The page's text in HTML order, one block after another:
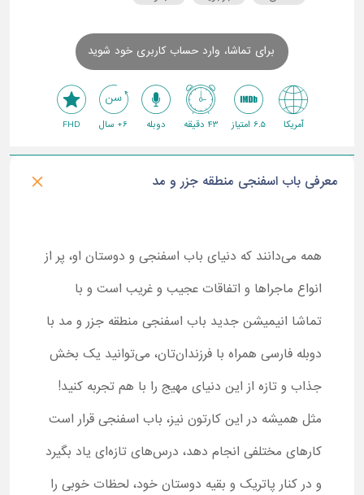
برای تماشا، وارد حساب کاربری خود شوید
آمریکا 6.5 امتیاز 43 دقیقه دوبله 6+ سال FHD
معرفی باب اسفنجی منطقه جزر و مد
همه می‌دانند که دنیای باب اسفنجی و دوستان او، پر از
انواع ماجراها و اتفاقات عجیب و غریب است و با
تماشا انیمیشن جدید باب اسفنجی منطقه جزر و مد با
دوبله فارسی همراه با فرزندان‌تان، می‌توانید یک بخش
جذاب و تازه از این دنیای مهیج را با هم تجربه کنید!
مثل همیشه در این کارتون نیز، باب اسفنجی قرار است
کارهای مختلفی انجام دهد، درس‌های تازه‌ای یاد بگیرد
و در کنار پاتریک و بقیه دوستان خود، لحظات خوبی را